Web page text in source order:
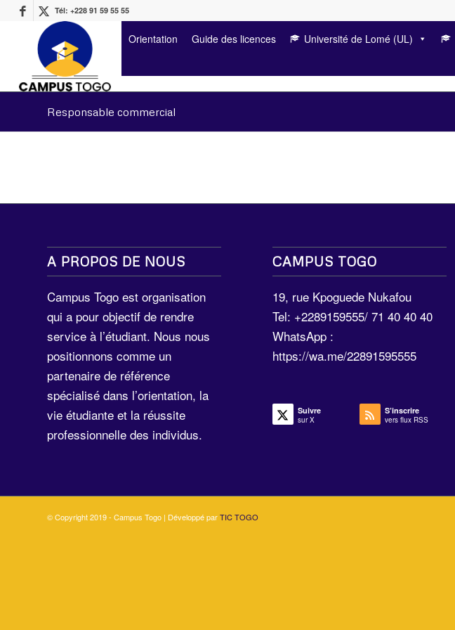
Tél: +228 91 59 55 55
Orientation Guide des licences Université de Lomé (UL)
Responsable commercial
A PROPOS DE NOUS
Campus Togo est organisation
qui a pour objectif de rendre
service à l’étudiant. Nous nous
positionnons comme un
partenaire de référence
spécialisé dans l’orientation, la
vie étudiante et la réussite
professionnelle des individus.
CAMPUS TOGO
19, rue Kpoguede Nukafou
Tel: +2289159555/ 71 40 40 40
WhatsApp :
https://wa.me/22891595555
Suivre
sur X
S’inscrire
vers flux RSS
© Copyright 2019 - Campus Togo | Développé parTIC TOGO